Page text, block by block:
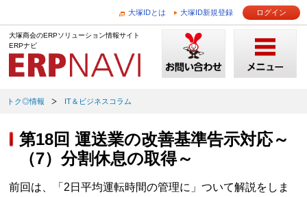
大塚IDとは 大塚ID新規登録 ログイン
大塚商会のERPソリューション情報サイト
ERPナビ
トク◎情報 IT＆ビジネスコラム
第18回 運送業の改善基準告示対応～
（7）分割休息の取得～
前回は、「2日平均運転時間の管理に」ついて解説をしま